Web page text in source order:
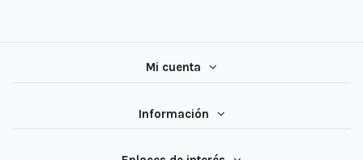
Mi cuenta
Información